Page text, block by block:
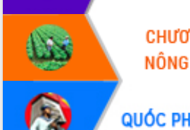
Gặp mặt các cơ quan báo chí nhân Kỷ
niệm 101 năm Ngày Báo chí Cách
mạng Việt Nam
Đắk Lắk sơ kết 4 năm triển khai thực
hiện Đề án 06 của Chính phủ
Họp báo thông tin về Hội nghị Công bố
Quy hoạch và Xúc tiến đầu tư tỉnh Đắk
Lắk